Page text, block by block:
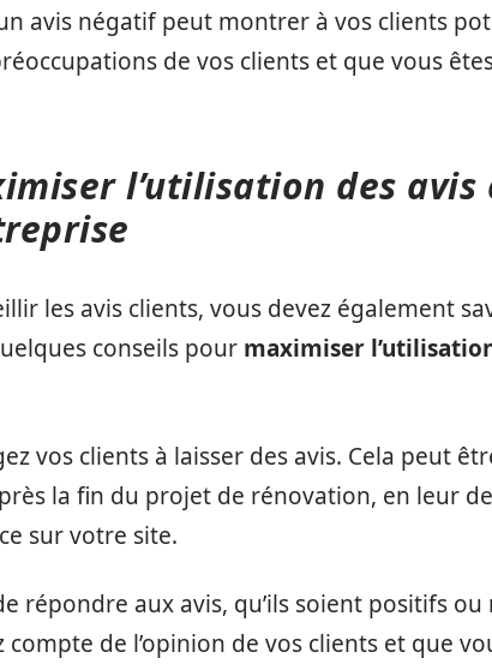
avis négatif peut montrer à vos clients
de vos clients et que vous
l’utilisation des avis
les avis clients, vous devez également
conseils pour maximiser
vos clients à laisser des avis. Cela peut
la fin du projet de rénovation, en leur
sur votre site.
répondre aux avis, qu’ils soient positifs ou
de l’opinion de vos clients et que